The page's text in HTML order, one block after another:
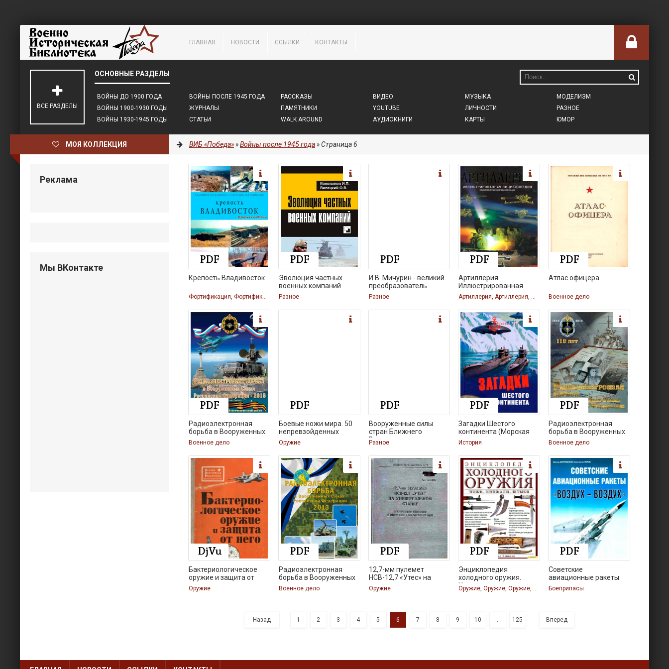
ГЛАВНАЯ НОВОСТИ ССЫЛКИ КОНТАКТЫ
ВОЙНЫ ДО 1900 ГОДА
ВОЙНЫ 1900-1930 ГОДЫ
ВОЙНЫ 1930-1945 ГОДЫ
ВОЙНЫ ПОСЛЕ 1945 ГОДА
ЖУРНАЛЫ
СТАТЬИ
РАССКАЗЫ
ПАМЯТНИКИ
WALK AROUND
ВИДЕО
YOUTUBE
АУДИОКНИГИ
МУЗЫКА
ЛИЧНОСТИ
КАРТЫ
МОДЕЛИЗМ
РАЗНОЕ
ЮМОР
ВСЕ РАЗДЕЛЫ
МОЯ КОЛЛЕКЦИЯ ВИБ «Победа»»Войны после 1945 года» Страница 6
Крепость Владивосток
Фортификация, Фортификация, Фортификация, Фортификация
Эволюция частных
военных компаний
Разное
И.В. Мичурин - великий
преобразователь
Разное
Артиллерия.
Иллюстрированная
Артиллерия, Артиллерия, Артиллерия, Артиллерия
Атлас офицера
Военное дело
Радиоэлектронная
борьба в Вооруженных
Военное дело
Боевые ножи мира. 50
непревзойденных
Оружие
Вооруженные силы
стран Ближнего
Востока
Разное
Загадки Шестого
континента (Морская
История
Радиоэлектронная
борьба в Вооруженных
Военное дело
Бактериологическое
оружие и защита от
Оружие
Радиоэлектронная
борьба в Вооруженных
Военное дело
12,7-мм пулемет
НСВ-12,7 «Утес» на
Оружие
Энциклопедия
холодного оружия.
Ножи.
Оружие, Оружие, Оружие, Оружие
Советские
авиационные ракеты
Боеприпасы
Назад 1 2 3 4 5 6 7 8 9 10 ... 125 Вперед
Реклама
Мы ВКонтакте